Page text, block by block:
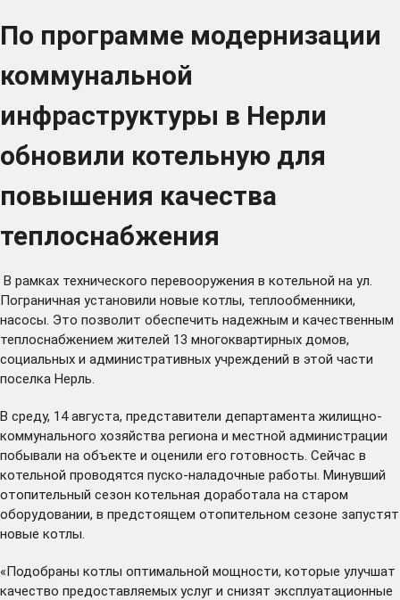
По программе модернизации
коммунальной
инфраструктуры в Нерли
обновили котельную для
повышения качества
теплоснабжения
В рамках технического перевооружения в котельной на ул.
Пограничная установили новые котлы, теплообменники,
насосы. Это позволит обеспечить надежным и качественным
теплоснабжением жителей 13 многоквартирных домов,
социальных и административных учреждений в этой части
поселка Нерль.
В среду, 14 августа, представители департамента жилищно-
коммунального хозяйства региона и местной администрации
побывали на объекте и оценили его готовность. Сейчас в
котельной проводятся пуско-наладочные работы. Минувший
отопительный сезон котельная доработала на старом
оборудовании, в предстоящем отопительном сезоне запустят
новые котлы.
«Подобраны котлы оптимальной мощности, которые улучшат
качество предоставляемых услуг и снизят эксплуатационные